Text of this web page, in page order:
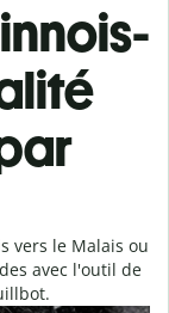
vers le Malais ou
avec l'outil de